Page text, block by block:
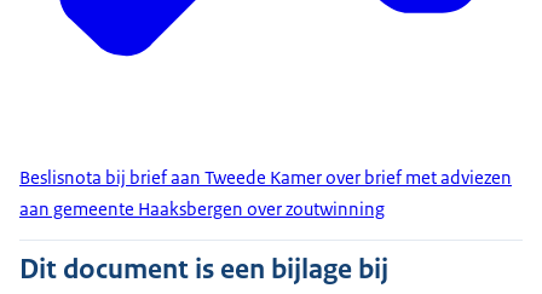
Beslisnota bij brief aan Tweede Kamer over brief met adviezen
aan gemeente Haaksbergen over zoutwinning
Dit document is een bijlage bij